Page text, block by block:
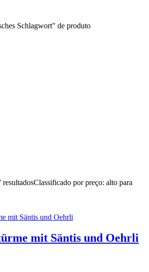
Schlagwort" de produto
resultadosClassificado por preço: alto para
mit Säntis und Oehrli